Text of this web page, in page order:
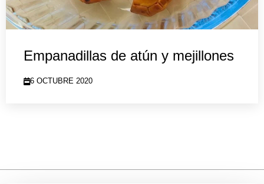
Empanadillas de atún y mejillones
6 OCTUBRE 2020